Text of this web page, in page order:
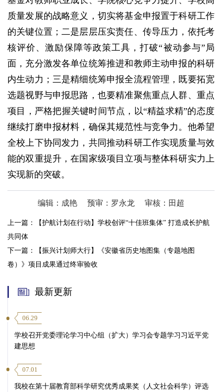
质量发展的战略意义，切实将基金申报置于科研工作
的关键位置；二是层层压实责任、传导压力，依托考
核评价、激励保障等政策工具，打破“被动参与”局
面，充分激发各单位统筹推进和教师主动申报的科研
内生动力；三是精细统筹申报全流程管理，既要拓宽
选题视野与申报思路，也要精准聚焦重点人群、重点
项目，严格把握关键时间节点，以“精益求精”的态度
继续打磨申报材料，确保其规范性与竞争力。他希望
全校上下协同发力，共同推动科研工作实现质量与效
能的双重提升，在国家级项目立项与整体科研实力上
实现新的突破。
编辑：成艳 预审：罗永龙 审核：田超
上一篇：
【护航计划在行动】学校创评“十佳班集体” 打造成长护航
共同体
下一篇：
【振兴计划师大行】《安徽省历史地图集（专题地图
卷）》项目成果通过终审验收
最新更新
06.29
学校召开党委理论学习中心组（扩大）学习会专题学习习近平党
建思想
07.01
我校在第十届教育部科学研究优秀成果奖（人文社会科学）评选